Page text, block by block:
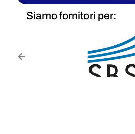
Siamo fornitori per: